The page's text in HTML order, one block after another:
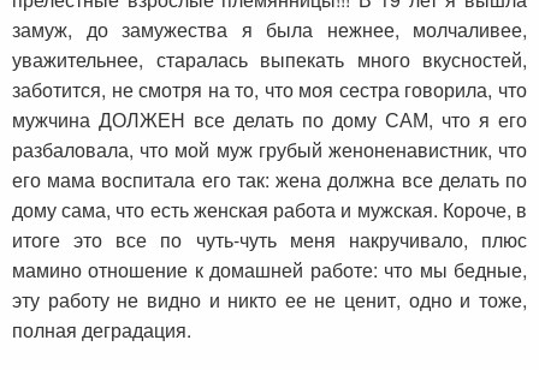
замуж, до замужества я была нежнее, молчаливее,
уважительнее, старалась выпекать много вкусностей,
заботится, не смотря на то, что моя сестра говорила, что
мужчина ДОЛЖЕН все делать по дому САМ, что я его
разбаловала, что мой муж грубый женоненавистник, что
его мама воспитала его так: жена должна все делать по
дому сама, что есть женская работа и мужская. Короче, в
итоге это все по чуть-чуть меня накручивало, плюс
мамино отношение к домашней работе: что мы бедные,
эту работу не видно и никто ее не ценит, одно и тоже,
полная деградация.